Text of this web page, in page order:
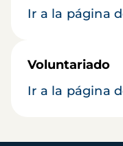
Ir a la página
Voluntariado
Ir a la página